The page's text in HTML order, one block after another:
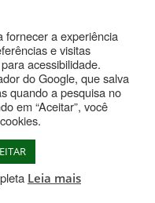
Experimental - CEP 89564-
3533-4900
fornecer a experiência
e visitas
acessibilidade.
do Google, que salva
quando a pesquisa no
em “Aceitar”, você
Leia mais